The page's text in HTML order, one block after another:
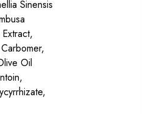
Sinensis
Oil